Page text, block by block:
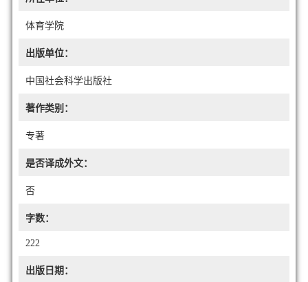
体育学院
出版单位：
中国社会科学出版社
著作类别：
专著
是否译成外文：
否
字数：
222
出版日期：